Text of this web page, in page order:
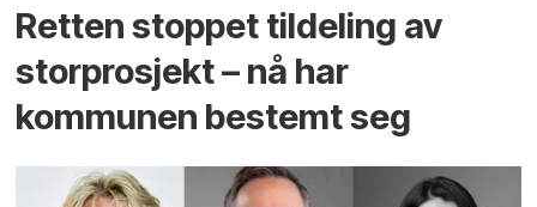
Retten stoppet tildeling av
storprosjekt – nå har
kommunen bestemt seg